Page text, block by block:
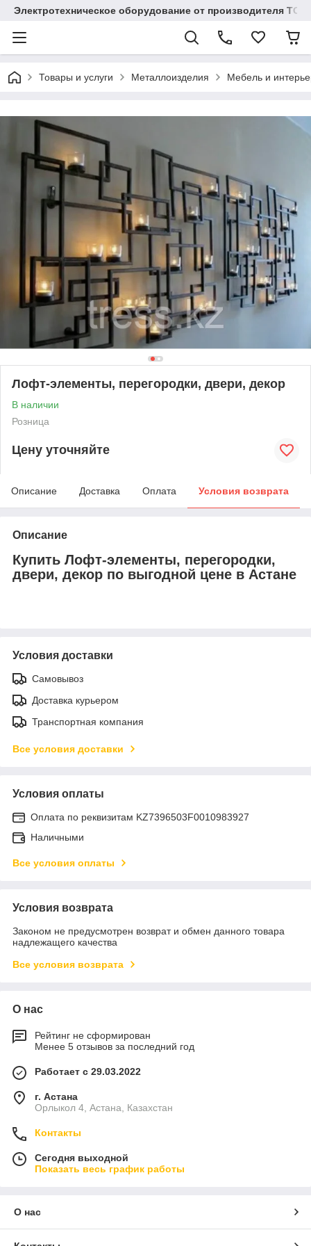
Электротехническое оборудование от производителя TOO
Товары и услуги Металлоизделия Мебель и
Лофт-элементы, перегородки, двери, декор
В наличии
Розница
Цену уточняйте
Описание Доставка Оплата Условия возврата
Описание
Купить Лофт-элементы, перегородки,
двери, декор по выгодной цене в Астане
Условия доставки
Самовывоз
Доставка курьером
Транспортная компания
Все условия доставки
Условия оплаты
Оплата по реквизитам KZ7396503F0010983927
Наличными
Все условия оплаты
Условия возврата
Законом не предусмотрен возврат и обмен данного товара
надлежащего качества
Все условия возврата
О нас
Рейтинг не сформирован
Менее 5 отзывов за последний год
Работает с 29.03.2022
г. Астана
Орлыкол 4, Астана, Казахстан
Контакты
Сегодня выходной
Показать весь график работы
О нас